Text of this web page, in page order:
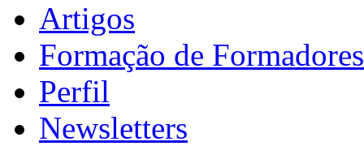
Artigos
Formação de Formadores
Perfil
Newsletters